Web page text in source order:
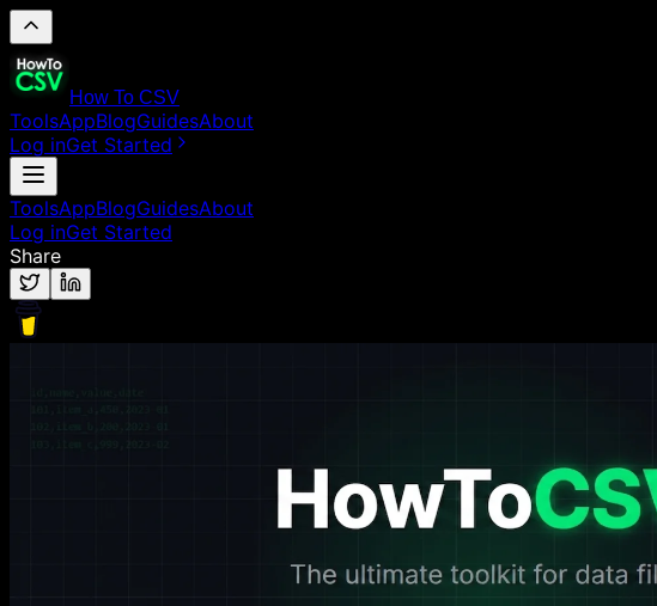
How To CSV
ToolsAppBlogGuidesAbout
Log inGet Started
ToolsAppBlogGuidesAbout
Log inGet Started
Share